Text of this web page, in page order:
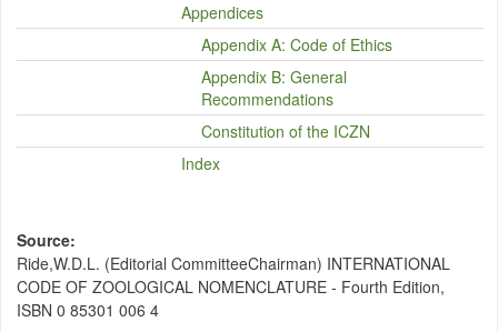
Appendices
Appendix A: Code of Ethics
Appendix B: General
Recommendations
Constitution of the ICZN
Index
Source
Ride,W.D.L. (Editorial CommitteeChairman) INTERNATIONAL
CODE OF ZOOLOGICAL NOMENCLATURE - Fourth Edition,
ISBN 0 85301 006 4